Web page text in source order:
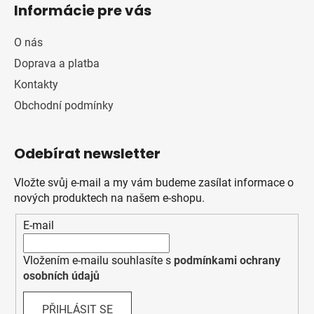
Informácie pre vás
O nás
Doprava a platba
Kontakty
Obchodní podmínky
Odebírat newsletter
Vložte svůj e-mail a my vám budeme zasílat informace o
nových produktech na našem e-shopu.
E-mail
Vložením e-mailu souhlasíte s podmínkami ochrany
osobních údajů
PŘIHLÁSIT SE